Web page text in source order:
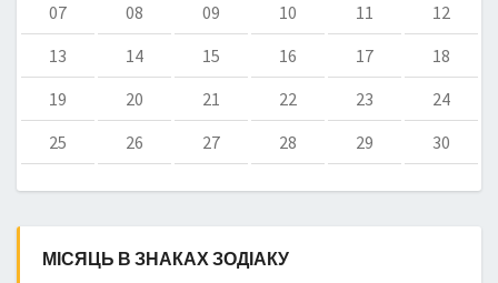
07
08 09 10 11
12
13
14 15 16 17
18
19
20 21 22 23
24
25
26 27 28 29 30
МІСЯЦЬ В ЗНАКАХ ЗОДІАКУ